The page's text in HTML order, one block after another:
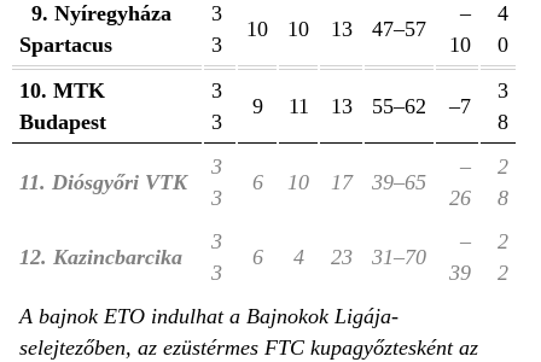
9. Nyíregyháza
Spartacus
3
3
10 10 13 47–57
–
10
4
0
10. MTK
Budapest
3
3
9 11 13 55–62 –7
3
8
11. Diósgyőri VTK
3
3
6 10 17 39–65
–
26
2
8
12. Kazincbarcika
3
3
6 4 23 31–70
–
39
2
2
A bajnok ETO indulhat a Bajnokok Ligája-
selejtezőben, az ezüstérmes FTC kupagyőztesként az